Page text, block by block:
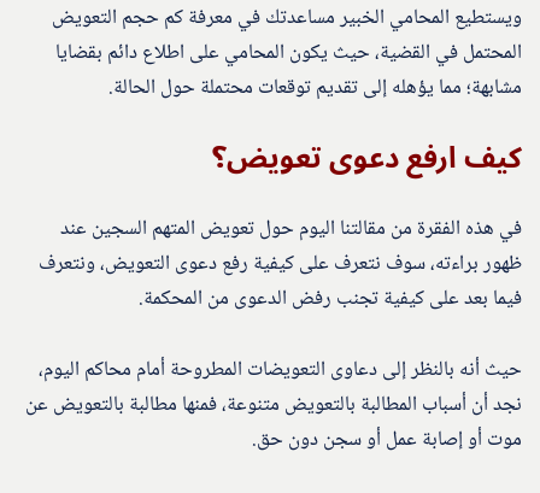
ويستطيع المحامي الخبير مساعدتك في معرفة كم حجم التعويض
المحتمل في القضية، حيث يكون المحامي على اطلاع دائم بقضايا
مشابهة؛ مما يؤهله إلى تقديم توقعات محتملة حول الحالة.
كيف ارفع دعوى تعويض؟
في هذه الفقرة من مقالتنا اليوم حول تعويض المتهم السجين عند
ظهور براءته، سوف نتعرف على كيفية رفع دعوى التعويض، ونتعرف
فيما بعد على كيفية تجنب رفض الدعوى من المحكمة.
حيث أنه بالنظر إلى دعاوى التعويضات المطروحة أمام محاكم اليوم،
نجد أن أسباب المطالبة بالتعويض متنوعة، فمنها مطالبة بالتعويض عن
موت أو إصابة عمل أو سجن دون حق.